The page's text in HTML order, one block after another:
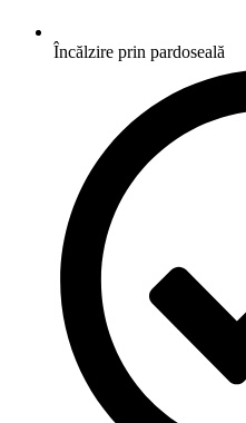
Încălzire prin pardoseală